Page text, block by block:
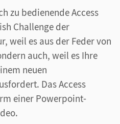
zu bedienende Access
Challenge der
weil es aus der Feder von
auch, weil es Ihre
neuen
Das Access
einer Powerpoint-